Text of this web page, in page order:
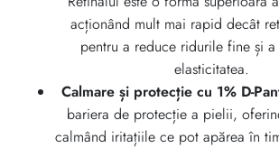
acționând mult mai rapid decât
pentru a reduce ridurile fine și a
elasticitatea.
Calmare și protecție cu 1% D-
bariera de protecție a pielii,
calmând iritațiile ce pot apărea în